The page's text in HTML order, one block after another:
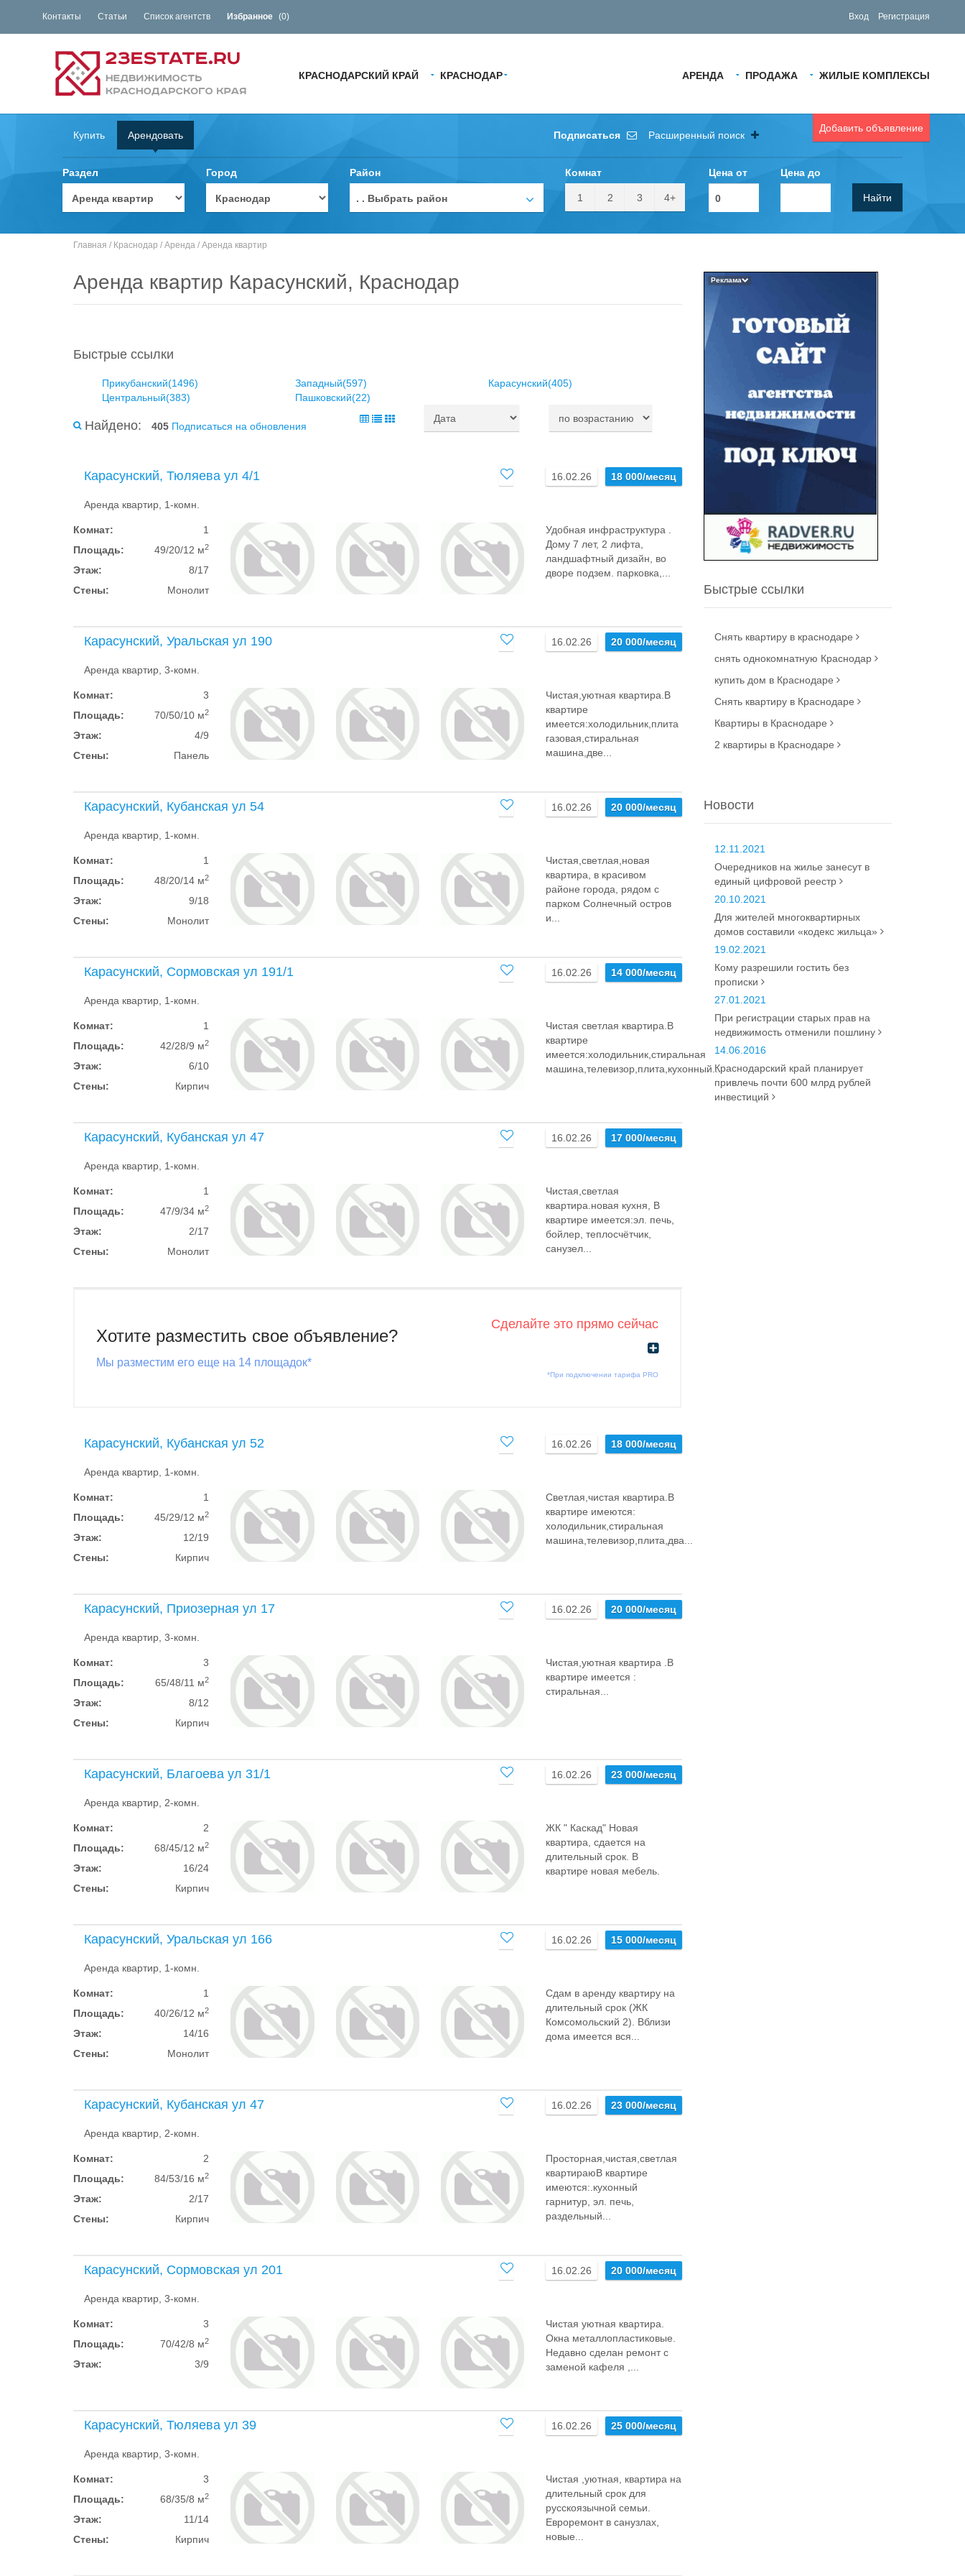
Контакты Статьи Список агентств Избранное (0) Вход Регистрация
АРЕНДА ПРОДАЖА ЖИЛЫЕ КОМПЛЕКСЫ
КРАСНОДАРСКИЙ КРАЙ КРАСНОДАР
Добавить объявление
Купить Арендовать Подписаться Расширенный поиск
Раздел Город Район
. . Выбрать район
Комнат
1 2 3 4+
Цена от Цена до
Найти
Главная / Краснодар / Аренда / Аренда квартир
Аренда квартир Карасунский, Краснодар
Быстрые ссылки
Прикубанский(1496) Западный(597)
Карасунский(405)
Центральный(383)
Пашковский(22)
Найдено: 405 Подписаться на обновления
Карасунский, Тюляева ул 4/1
Аренда квартир, 1-комн.
16.02.26 18 000/месяц
Комнат:
1
Площадь:
49/20/12 м2
Этаж:
8/17
Стены:
Монолит
Удобная инфраструктура .
Дому 7 лет, 2 лифта,
ландшафтный дизайн, во
дворе подзем. парковка,...
Карасунский, Уральская ул 190
Аренда квартир, 3-комн.
16.02.26 20 000/месяц
Комнат:
3
Площадь:
70/50/10 м2
Этаж:
4/9
Стены:
Панель
Чистая,уютная квартира.В
квартире
имеется:холодильник,плита
газовая,стиральная
машина,две...
Карасунский, Кубанская ул 54
Аренда квартир, 1-комн.
16.02.26 20 000/месяц
Комнат:
1
Площадь:
48/20/14 м2
Этаж:
9/18
Стены:
Монолит
Чистая,светлая,новая
квартира, в красивом
районе города, рядом с
парком Солнечный остров
и...
Карасунский, Сормовская ул 191/1
Аренда квартир, 1-комн.
16.02.26 14 000/месяц
Комнат:
1
Площадь:
42/28/9 м2
Этаж:
6/10
Стены:
Кирпич
Чистая светлая квартира.В
квартире
имеется:холодильник,стиральная
машина,телевизор,плита,кухонный...
Карасунский, Кубанская ул 47
Аренда квартир, 1-комн.
16.02.26 17 000/месяц
Комнат:
1
Площадь:
47/9/34 м2
Этаж:
2/17
Стены:
Монолит
Чистая,светлая
квартира.новая кухня, В
квартире имеется:эл. печь,
бойлер, теплосчётчик,
санузел...
Хотите разместить свое объявление?
Мы разместим его еще на 14 площадок*
Сделайте это прямо сейчас
*При подключении тарифа PRO
Карасунский, Кубанская ул 52
Аренда квартир, 1-комн.
16.02.26 18 000/месяц
Комнат:
1
Площадь:
45/29/12 м2
Этаж:
12/19
Стены:
Кирпич
Светлая,чистая квартира.В
квартире имеются:
холодильник,стиральная
машина,телевизор,плита,два...
Карасунский, Приозерная ул 17
Аренда квартир, 3-комн.
16.02.26 20 000/месяц
Комнат:
3
Площадь:
65/48/11 м2
Этаж:
8/12
Стены:
Кирпич
Чистая,уютная квартира .В
квартире имеется :
стиральная...
Карасунский, Благоева ул 31/1
Аренда квартир, 2-комн.
16.02.26 23 000/месяц
Комнат:
2
Площадь:
68/45/12 м2
Этаж:
16/24
Стены:
Кирпич
ЖК " Каскад" Новая
квартира, сдается на
длительный срок. В
квартире новая мебель.
Карасунский, Уральская ул 166
Аренда квартир, 1-комн.
16.02.26 15 000/месяц
Комнат:
1
Площадь:
40/26/12 м2
Этаж:
14/16
Стены:
Монолит
Сдам в аренду квартиру на
длительный срок (ЖК
Комсомольский 2). Вблизи
дома имеется вся...
Карасунский, Кубанская ул 47
Аренда квартир, 2-комн.
16.02.26 23 000/месяц
Комнат:
2
Площадь:
84/53/16 м2
Этаж:
2/17
Стены:
Кирпич
Просторная,чистая,светлая
квартираюВ квартире
имеются:.кухонный
гарнитур, эл. печь,
раздельный...
Карасунский, Сормовская ул 201
Аренда квартир, 3-комн.
16.02.26 20 000/месяц
Комнат:
3
Площадь:
70/42/8 м2
Этаж: 3/9
Чистая уютная квартира.
Окна металлопластиковые.
Недавно сделан ремонт с
заменой кафеля ,...
Карасунский, Тюляева ул 39
Аренда квартир, 3-комн.
16.02.26 25 000/месяц
Комнат:
3
Площадь:
68/35/8 м2
Этаж:
11/14
Стены:
Кирпич
Чистая ,уютная, квартира на
длительный срок для
русскоязычной семьи.
Евроремонт в санузлах,
новые...
Реклама
Быстрые ссылки
Снять квартиру в краснодаре
снять однокомнатную Краснодар
купить дом в Краснодаре
Снять квартиру в Краснодаре
Квартиры в Краснодаре
2 квартиры в Краснодаре
Новости
12.11.2021
Очередников на жилье занесут в
единый цифровой реестр
20.10.2021
Для жителей многоквартирных
домов составили «кодекс жильца»
19.02.2021
Кому разрешили гостить без
прописки
27.01.2021
При регистрации старых прав на
недвижимость отменили пошлину
14.06.2016
Краснодарский край планирует
привлечь почти 600 млрд рублей
инвестиций